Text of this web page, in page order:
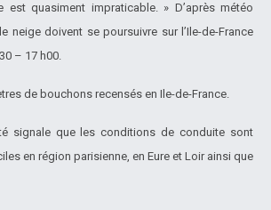
est quasiment impraticable. » D’après météo
neige doivent se poursuivre sur l’Ile-de-France
– 17 h00.
de bouchons recensés en Ile-de-France.
signale que les conditions de conduite sont
en région parisienne, en Eure et Loir ainsi que